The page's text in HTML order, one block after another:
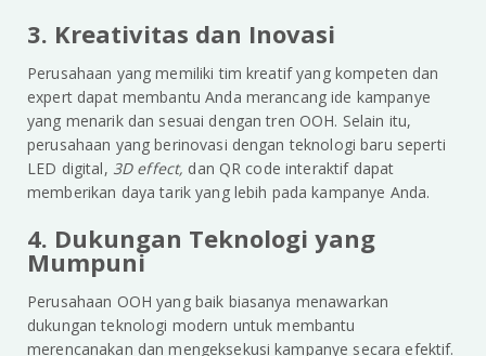
3. Kreativitas dan Inovasi
Perusahaan yang memiliki tim kreatif yang kompeten dan
expert dapat membantu Anda merancang ide kampanye
yang menarik dan sesuai dengan tren OOH. Selain itu,
perusahaan yang berinovasi dengan teknologi baru seperti
LED digital, 3D effect, dan QR code interaktif dapat
memberikan daya tarik yang lebih pada kampanye Anda.
4. Dukungan Teknologi yang
Mumpuni
Perusahaan OOH yang baik biasanya menawarkan
dukungan teknologi modern untuk membantu
merencanakan dan mengeksekusi kampanye secara efektif.